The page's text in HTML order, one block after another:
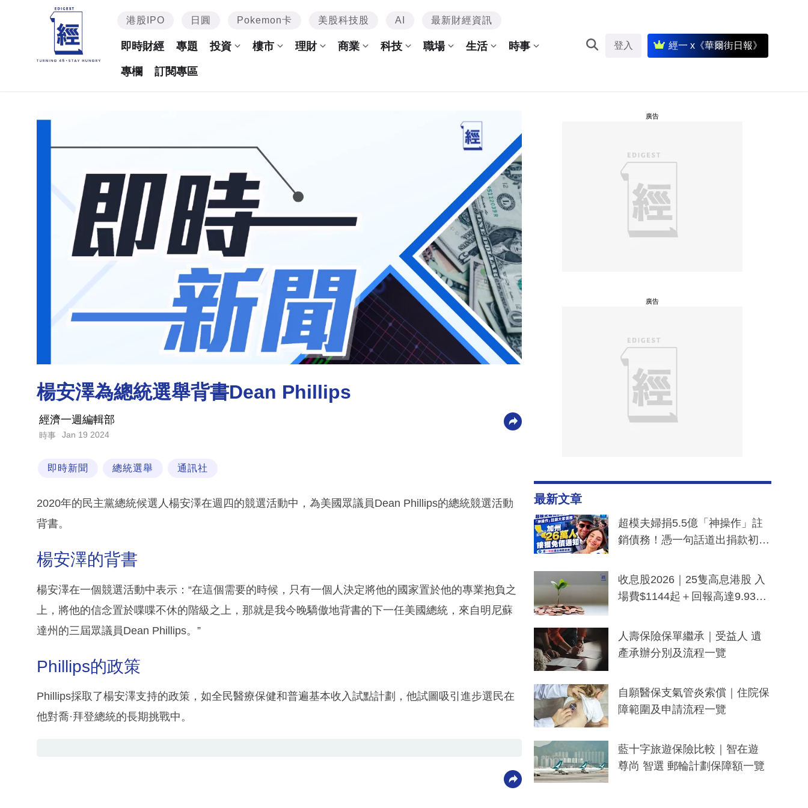
港股IPO 日圓 Pokemon卡 美股科技股 AI 最新財經資訊
即時財經 專題 投資 樓市 理財 商業 科技 職場 生活 時事
專欄 訂閱專區
登入 經一 x《華爾街日報》
楊安澤為總統選舉背書Dean Phillips
經濟一週編輯部
時事 Jan 19 2024
即時新聞 總統選舉 通訊社
2020年的民主黨總統候選人楊安澤在週四的競選活動中，為美國眾議員Dean Phillips的總統競選活動
背書。
楊安澤的背書
楊安澤在一個競選活動中表示：“在這個需要的時候，只有一個人決定將他的國家置於他的專業抱負之
上，將他的信念置於喋喋不休的階級之上，那就是我今晚驕傲地背書的下一任美國總統，來自明尼蘇
達州的三屆眾議員Dean Phillips。”
Phillips的政策
Phillips採取了楊安澤支持的政策，如全民醫療保健和普遍基本收入試點計劃，他試圖吸引進步選民在
他對喬·拜登總統的長期挑戰中。
廣告
廣告
最新文章
超模夫婦捐5.5億「神操作」註
銷債務！憑一句話道出捐款初
一度被誤當詐騙手段
收息股2026｜25隻高息港股 入
場費$1144起＋回報高達9.93
人壽保險保單繼承｜受益人 遺
產承辦分別及流程一覽
自願醫保支氣管炎索償｜住院保
障範圍及申請流程一覽
藍十字旅遊保險比較｜智在遊
尊尚 智選 郵輪計劃保障額一覽